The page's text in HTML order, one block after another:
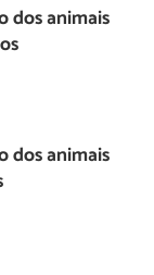
dos animais
dos animais